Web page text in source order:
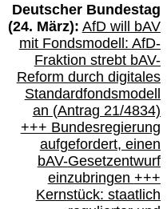
Deutscher Bundestag
(24. März): AfD will bAV
mit Fondsmodell: AfD-
Fraktion strebt bAV-
Reform durch digitales
Standardfondsmodell
an (Antrag 21/4834)
+++ Bundesregierung
aufgefordert, einen
bAV-Gesetzentwurf
einzubringen +++
Kernstück: staatlich